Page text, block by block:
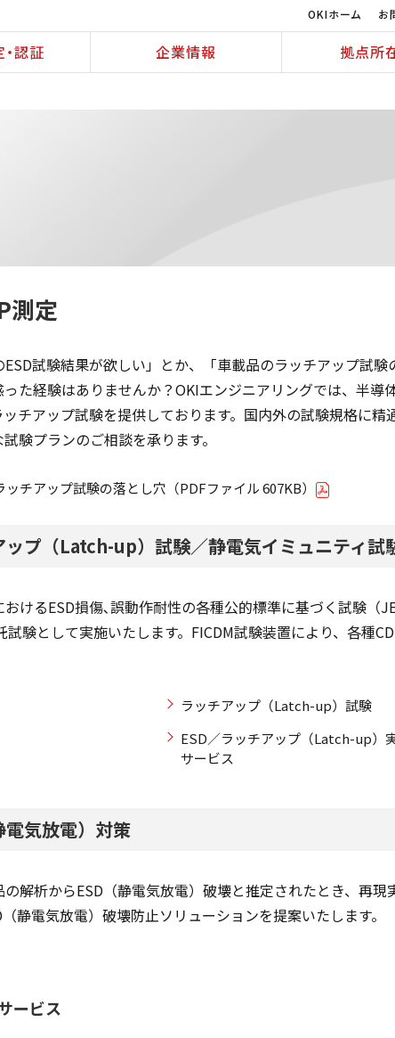
OKIホーム お
認証 企業情報 拠点所
測定
ESD試験結果が欲しい」とか、「車載品のラッチアップ試
た経験はありませんか？OKIエンジニアリングでは、半導
チアップ試験を提供しております。国内外の試験規格に精
験プランのご相談を承ります。
ッチアップ試験の落とし穴（PDFファイル 607KB）
ップ（Latch-up）試験／静電気イミュニティ試
けるESD損傷､誤動作耐性の各種公的標準に基づく試験（
試験として実施いたします。FICDM試験装置により、各種
ラッチアップ（Latch-up）試験
ESD／ラッチアップ（Latch-up）
サービス
電気放電）対策
解析からESD（静電気放電）破壊と推定されたとき、再現
静電気放電）破壊防止ソリューションを提案いたします。
ービス